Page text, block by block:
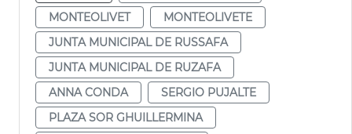
MONTEOLIVET
MONTEOLIVETE
JUNTA MUNICIPAL DE RUSSAFA
JUNTA MUNICIPAL DE RUZAFA
ANNA CONDA
SERGIO PUJALTE
PLAZA SOR GHUILLERMINA